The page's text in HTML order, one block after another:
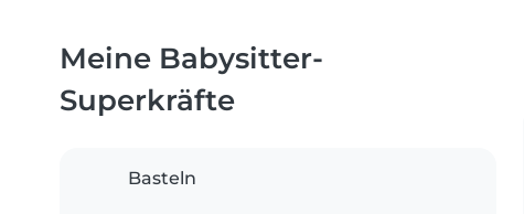
Meine Babysitter-
Superkräfte
Basteln